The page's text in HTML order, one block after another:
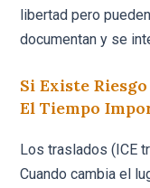
libertad pero
documentan y se
Si Existe
El Tiempo
Los traslados (ICE
Cuando cambia el